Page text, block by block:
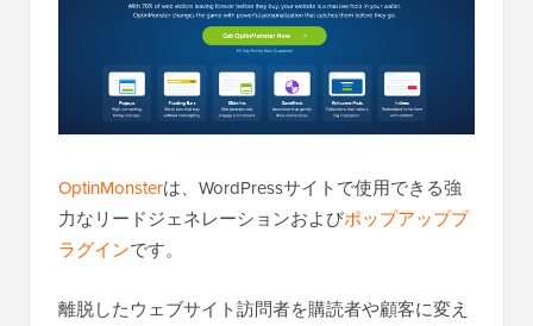
OptinMonsterは、WordPressサイトで使用できる強
力なリードジェネレーションおよびポップアッププ
ラグインです。
離脱したウェブサイト訪問者を購読者や顧客に変え